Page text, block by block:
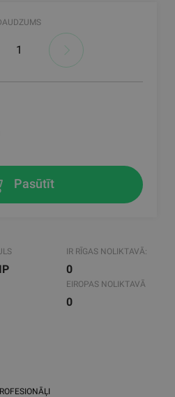
Pasūtīt
IR RĪGAS NOLIKTAVĀ:
0
EIROPAS NOLIKTAVĀ
0